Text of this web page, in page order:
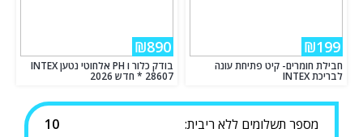
₪199
חבילת חומרים- קיט פתיחת עונה
לבריכת INTEX
₪890
בודק כלור ו PH אלחוטי נטען INTEX
28607 * חדש 2026
מספר תשלומים ללא ריבית:
10